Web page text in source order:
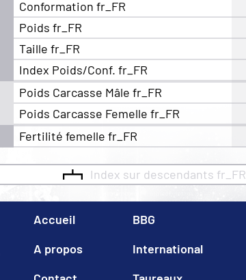
Conformation fr_FR
Poids fr_FR
Taille fr_FR
Index Poids/Conf. fr_FR
Poids Carcasse Mâle fr_FR
Poids Carcasse Femelle fr_FR
Fertilité femelle fr_FR
Index sur descendants fr_FR
Accueil
A propos
BBG
International